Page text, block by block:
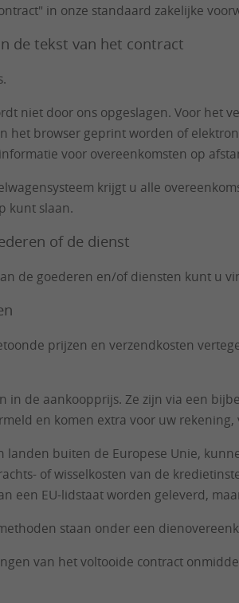
in onze standaard zakelijke
de tekst van het contract
niet door ons opgeslagen. Voor
het browser geprint worden of
voor overeenkomsten op
krijgt u alle
kunt slaan.
of de dienst
de goederen en/of diensten kunt u
prijzen en verzendkosten
in de aankoopprijs. Ze zijn via een
en komen extra voor uw
landen buiten de Europese Unie,
of wisselkosten van de
een EU-lidstaat worden geleverd,
staan onder een
van het voltooide contract